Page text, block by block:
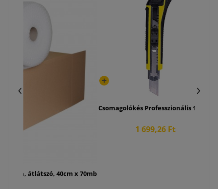
átlátszó, 40cm x 70mb
Csomagolókés Professzionális 18 mm
1 699,26 Ft